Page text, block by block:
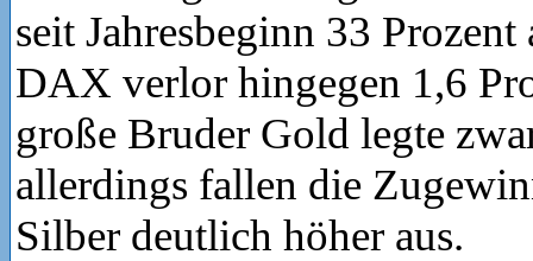
seit Jahresbeginn 33
DAX verlor hingegen 1,6
große Bruder Gold legte
allerdings fallen die
Silber deutlich höher aus.